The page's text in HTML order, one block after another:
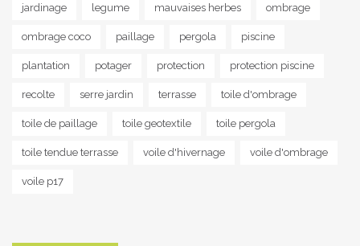
jardinage legume mauvaises herbes ombrage
ombrage coco paillage pergola piscine
plantation potager protection protection piscine
recolte serre jardin terrasse toile d'ombrage
toile de paillage toile geotextile toile pergola
toile tendue terrasse voile d'hivernage voile d'ombrage
voile p17